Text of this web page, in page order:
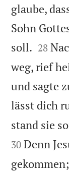
glaube,
Sohn
soll. 

28
weg, rief
und sagte
lässt dich
stand sie
30 Denn